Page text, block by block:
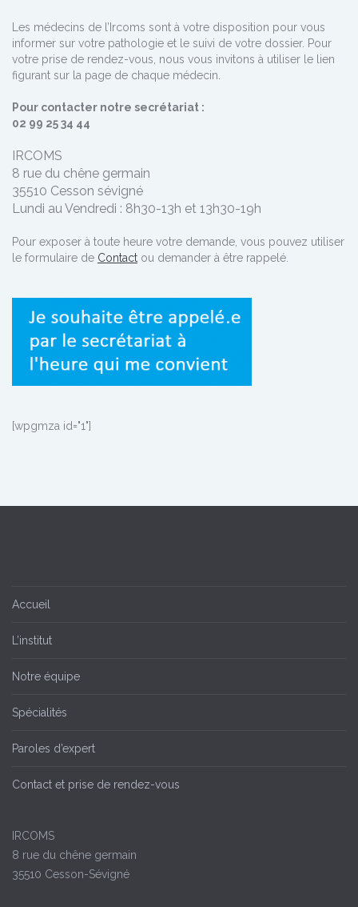
Les médecins de l’Ircoms sont à votre disposition pour vous
informer sur votre pathologie et le suivi de votre dossier. Pour
votre prise de rendez-vous, nous vous invitons à utiliser le lien
figurant sur la page de chaque médecin.
Pour contacter notre secrétariat :
02 99 25 34 44
IRCOMS
8 rue du chêne germain
35510 Cesson sévigné
Lundi au Vendredi : 8h30-13h et 13h30-19h
Pour exposer à toute heure votre demande, vous pouvez utiliser
le formulaire de Contact ou demander à être rappelé.
[wpgmza id="1"]
Accueil
L’institut
Notre équipe
Spécialités
Paroles d’expert
Contact et prise de rendez-vous
IRCOMS
8 rue du chêne germain
35510 Cesson-Sévigné